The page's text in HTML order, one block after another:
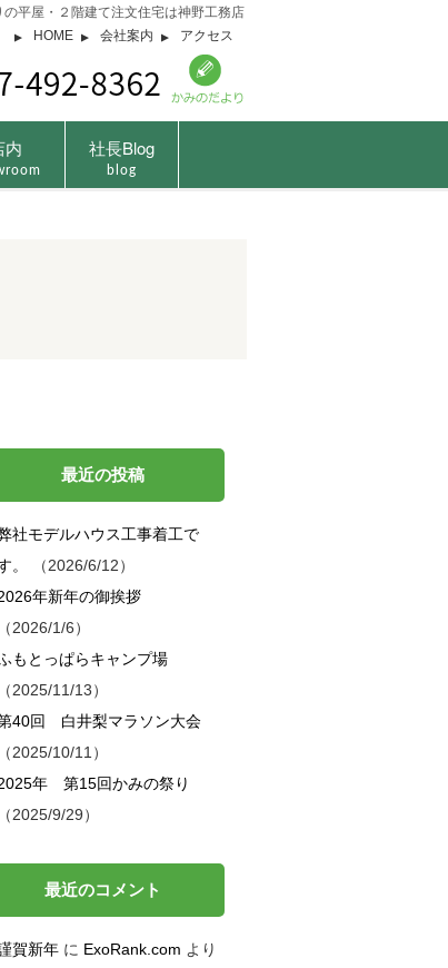
平屋・２階建て注文住宅は神野工務店
HOME
会社案内 アクセス
内 社長Blog
blog
最近の投稿
社モデルハウス工事着工で
。
2026/6/12
年新年の御挨拶
2026/1/6
もとっぱらキャンプ場
2025/11/13
40回 白井梨マラソン大会
2025/10/11
年 第15回かみの祭り
2025/9/29
最近のコメント
賀新年 に ExoRank.com より